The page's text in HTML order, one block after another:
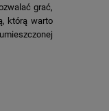
grać,
którą warto